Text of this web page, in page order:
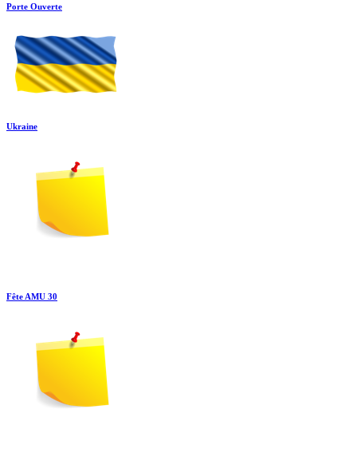
Porte Ouverte
Ukraine
Fête AMU 30